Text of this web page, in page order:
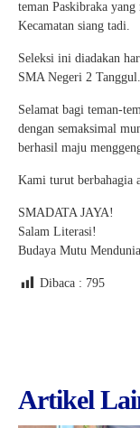
teman Paskibraka
Kecamatan siang tadi.
Seleksi ini diadakan
SMA Negeri 2 Tanggul.
Selamat bagi teman-
dengan semaksimal
berhasil maju
Kami turut berbahagia
SMADATA JAYA!
Salam Literasi!
Budaya Mutu
Dibaca : 795
Artikel